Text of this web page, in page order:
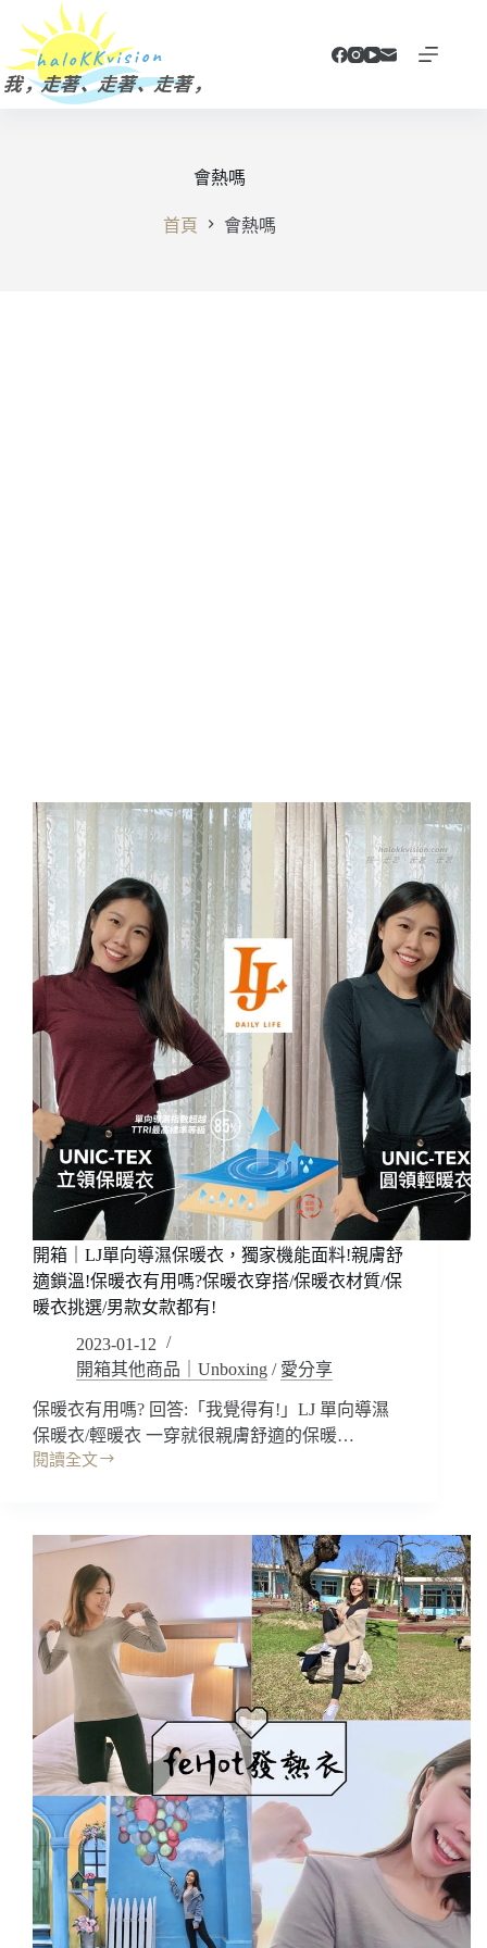
主
要
會熱嗎
首頁 會熱嗎
開箱｜LJ單向導濕保暖衣，獨家機能面料!親膚舒
適鎖溫!保暖衣有用嗎?保暖衣穿搭/保暖衣材質/保
暖衣挑選/男款女款都有!
2023-01-12
開箱其他商品｜Unboxing / 愛分享
保暖衣有用嗎? 回答:「我覺得有!」LJ 單向導濕
保暖衣/輕暖衣 一穿就很親膚舒適的保暖…
閱讀全文
開
LJ
單
濕
保
暖
家
機
能
面
料!
親
膚
舒
適
鎖